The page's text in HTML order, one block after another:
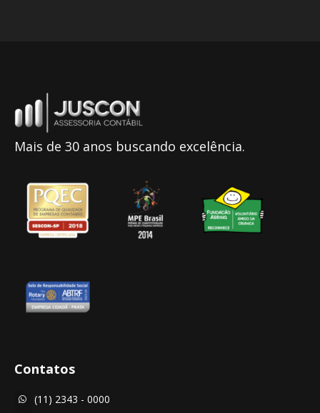
Mais de 30 anos buscando excelência.
Contatos
 (11) 2343 - 0000